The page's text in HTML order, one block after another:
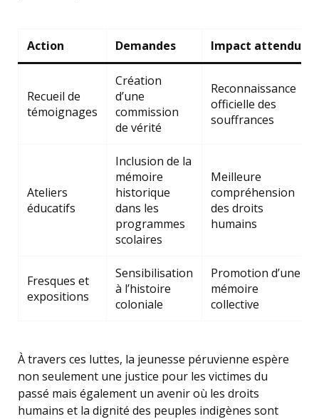
Action Demandes Impact attendu
Recueil de
témoignages
Création
d’une
commission
de vérité
Reconnaissance
officielle des
souffrances
Ateliers
éducatifs
Inclusion de la
mémoire
historique
dans les
programmes
scolaires
Meilleure
compréhension
des droits
humains
Fresques et
expositions
Sensibilisation
à l’histoire
coloniale
Promotion d’une
mémoire
collective
À travers ces luttes, la jeunesse péruvienne espère
non seulement une justice pour les victimes du
passé mais également un avenir où les droits
humains et la dignité des peuples indigènes sont